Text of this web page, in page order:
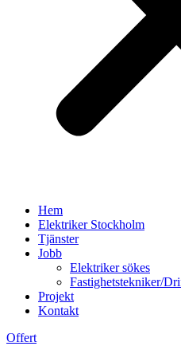
Hem
Elektriker Stockholm
Tjänster
Jobb
Elektriker sökes
Fastighetstekniker/
Projekt
Kontakt
Offert